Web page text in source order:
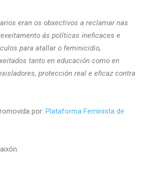
eran os obxectivos a reclamar nas
ás políticas ineficaces e
para atallar o feminicidio,
tanto en educación como en
protección real e eficaz contra
por: Plataforma Feminista de